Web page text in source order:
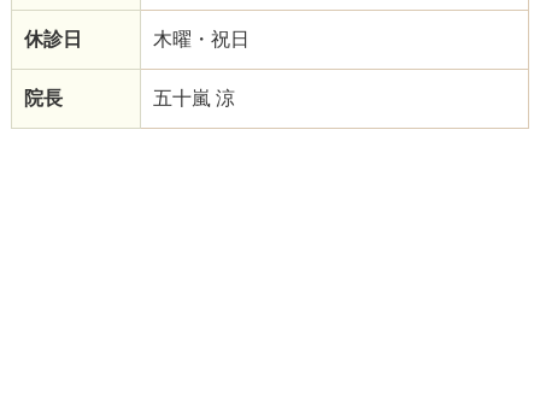
休診日 木曜・祝日
院長 五十嵐 涼